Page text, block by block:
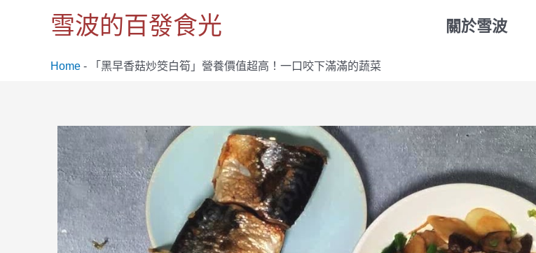
雪波的百發食光 關於雪波
Home - 「黑早香菇炒筊白筍」營養價值超高！一口咬下滿滿的蔬菜
Post
navigation